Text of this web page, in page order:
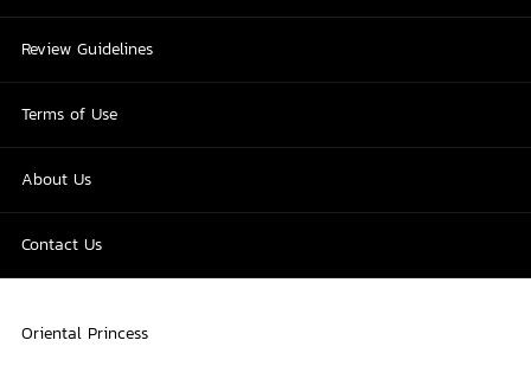
Review Guidelines
Terms of Use
About Us
Contact Us
Oriental Princess